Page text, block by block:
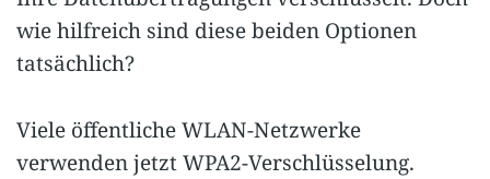
wie hilfreich sind diese beiden Optionen
tatsächlich?
Viele öffentliche WLAN-Netzwerke
verwenden jetzt WPA2-Verschlüsselung.